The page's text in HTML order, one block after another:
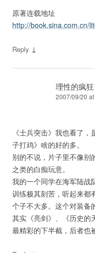
原著连载地址
http://book.sina.com.cn/
Reply ↓
理性的疯狂
2007/09/20
《士兵突击》我也看了
子打鸡》啥的好的多。
别的不说，片子里不像别
之类的白痴玩意。
我的一个同学在海军陆战
训练极其刻苦，听起来都
个子不大多。这个对装备
其实《亮剑》、《历史的
最精彩的下半截，后者也